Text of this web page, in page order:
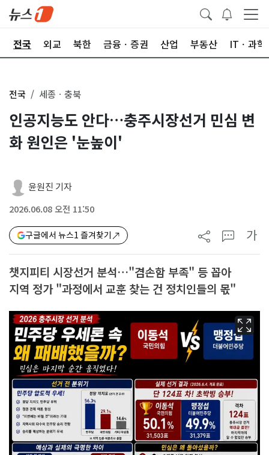
전국 외교 북한 금융ㆍ증권 산업 부동산 ITㆍ과학
전국 세종ㆍ충북
인공지능도 안다…충주시장선거 민심 변
화 원인은 '눈높이'
윤원진 기자
2026.06.08 오전 11:50
구글에서 뉴스1 즐겨찾기 가
챗지피티 시장선거 분석…"겸손함 부족" 등 꼽아
지역 정가 "과정에서 교훈 찾는 건 정치인들의 몫"